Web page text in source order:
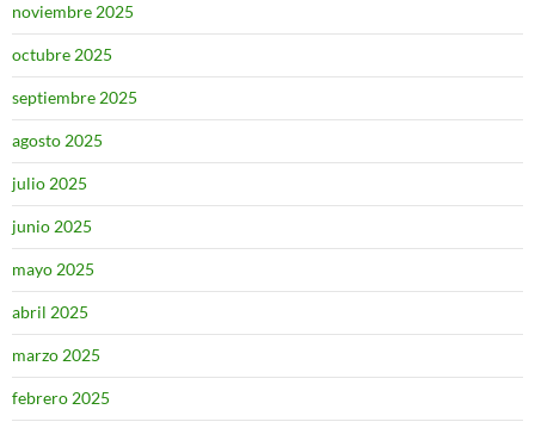
noviembre 2025
octubre 2025
septiembre 2025
agosto 2025
julio 2025
junio 2025
mayo 2025
abril 2025
marzo 2025
febrero 2025